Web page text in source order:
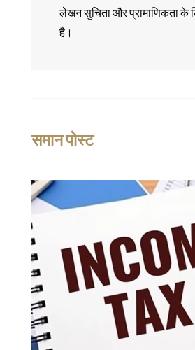
लेखन सुचिता और प्रामाणिकता के
है।
समान पोस्ट